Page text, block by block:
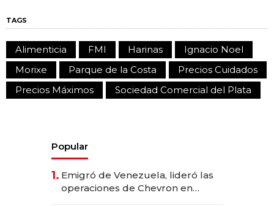
TAGS
Alimenticia FMI Harinas
Ignacio Noel
Morixe
Parque de la Costa
Precios Cuidados
Precios Máximos
Sociedad Comercial del Plata
Popular
1. Emigró de Venezuela, lideró las
operaciones de Chevron en